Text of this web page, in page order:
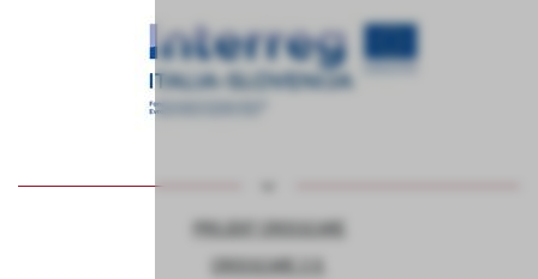
PROJEKT CROSSCARE
CROSSCARE 2.0